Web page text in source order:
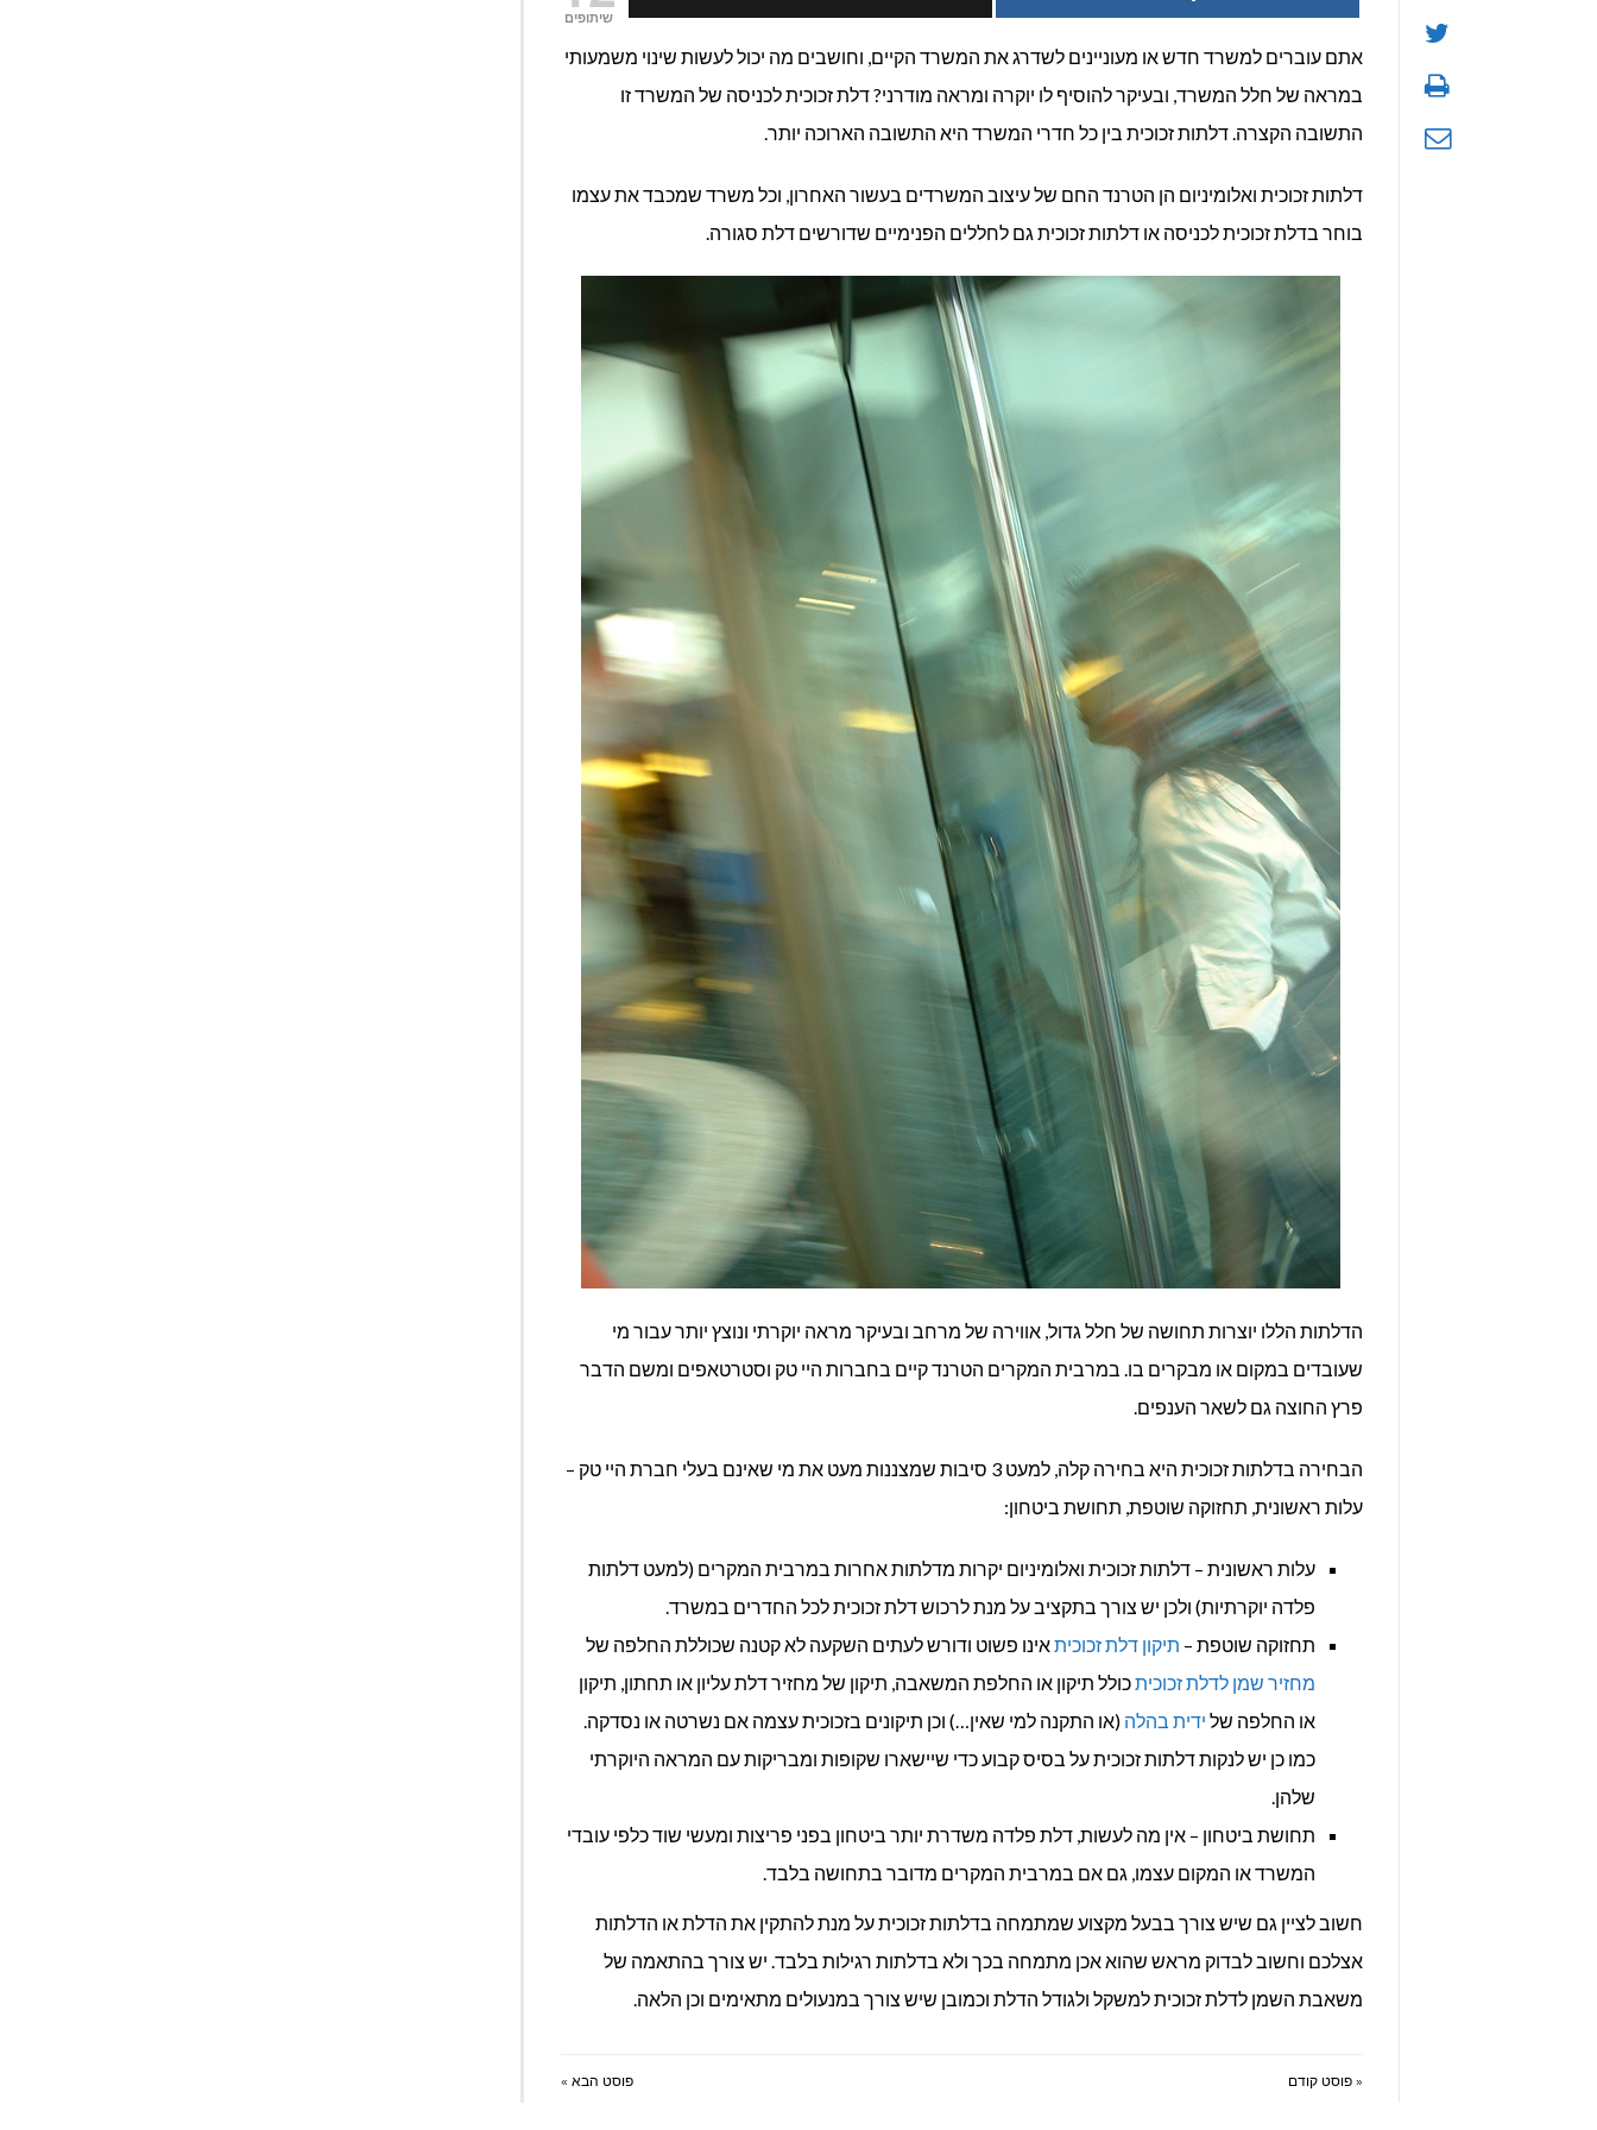
לעסקים
שיתופים
אתם עוברים למשרד חדש או מעוניינים לשדרג את המשרד הקיים, וחושבים מה יכול לעשות שינוי משמעותי
במראה של חלל המשרד, ובעיקר להוסיף לו יוקרה ומראה מודרני? דלת זכוכית לכניסה של המשרד זו
התשובה הקצרה. דלתות זכוכית בין כל חדרי המשרד היא התשובה הארוכה יותר.
דלתות זכוכית ואלומיניום הן הטרנד החם של עיצוב המשרדים בעשור האחרון, וכל משרד שמכבד את עצמו
בוחר בדלת זכוכית לכניסה או דלתות זכוכית גם לחללים הפנימיים שדורשים דלת סגורה.
הדלתות הללו יוצרות תחושה של חלל גדול, אווירה של מרחב ובעיקר מראה יוקרתי ונוצץ יותר עבור מי
שעובדים במקום או מבקרים בו. במרבית המקרים הטרנד קיים בחברות היי טק וסטרטאפים ומשם הדבר
פרץ החוצה גם לשאר הענפים.
הבחירה בדלתות זכוכית היא בחירה קלה, למעט 3 סיבות שמצננות מעט את מי שאינם בעלי חברת היי טק –
עלות ראשונית, תחזוקה שוטפת, תחושת ביטחון:
עלות ראשונית – דלתות זכוכית ואלומיניום יקרות מדלתות אחרות במרבית המקרים (למעט דלתות
פלדה יוקרתיות) ולכן יש צורך בתקציב על מנת לרכוש דלת זכוכית לכל החדרים במשרד.
תחזוקה שוטפת – תיקון דלת זכוכיתאינו פשוט ודורש לעתים השקעה לא קטנה שכוללת החלפה של
מחזיר שמן לדלת זכוכיתכולל תיקון או החלפת המשאבה, תיקון של מחזיר דלת עליון או תחתון, תיקון
או החלפה של ידית בהלה (או התקנה למי שאין…) וכן תיקונים בזכוכית עצמה אם נשרטה או נסדקה.
כמו כן יש לנקות דלתות זכוכית על בסיס קבוע כדי שיישארו שקופות ומבריקות עם המראה היוקרתי
שלהן.
תחושת ביטחון – אין מה לעשות, דלת פלדה משדרת יותר ביטחון בפני פריצות ומעשי שוד כלפי עובדי
המשרד או המקום עצמו, גם אם במרבית המקרים מדובר בתחושה בלבד.
חשוב לציין גם שיש צורך בבעל מקצוע שמתמחה בדלתות זכוכית על מנת להתקין את הדלת או הדלתות
אצלכם וחשוב לבדוק מראש שהוא אכן מתמחה בכך ולא בדלתות רגילות בלבד. יש צורך בהתאמה של
משאבת השמן לדלת זכוכית למשקל ולגודל הדלת וכמובן שיש צורך במנעולים מתאימים וכן הלאה.
« פוסט קודם פוסט הבא »